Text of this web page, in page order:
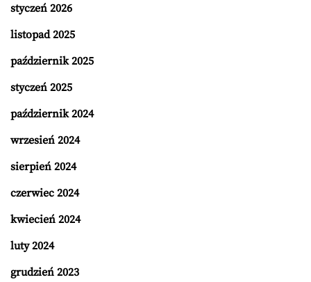
styczeń 2026
listopad 2025
październik 2025
styczeń 2025
październik 2024
wrzesień 2024
sierpień 2024
czerwiec 2024
kwiecień 2024
luty 2024
grudzień 2023